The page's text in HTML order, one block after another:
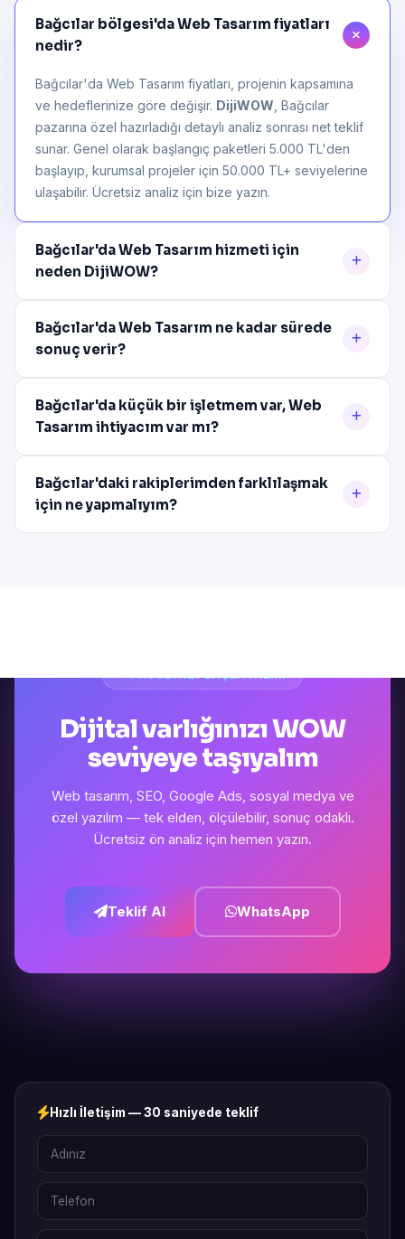
Bağcılar bölgesi'da Web Tasarım fiyatları
nedir?
Bağcılar'da Web Tasarım fiyatları, projenin kapsamına
ve hedeflerinize göre değişir. DijiWOW , Bağcılar
pazarına özel hazırladığı detaylı analiz sonrası net teklif
sunar. Genel olarak başlangıç paketleri 5.000 TL'den
başlayıp, kurumsal projeler için 50.000 TL+ seviyelerine
ulaşabilir. Ücretsiz analiz için bize yazın.
Bağcılar'da Web Tasarım hizmeti için
neden DijiWOW?
Bağcılar'da Web Tasarım ne kadar sürede
sonuç verir?
Bağcılar'da küçük bir işletmem var, Web
Tasarım ihtiyacım var mı?
Bağcılar'daki rakiplerimden farklılaşmak
için ne yapmalıyım?
Dijital varlığınızı WOW
seviyeye taşıyalım
Web tasarım, SEO, Google Ads, sosyal medya ve
özel yazılım — tek elden, ölçülebilir, sonuç odaklı.
Ücretsiz ön analiz için hemen yazın.
Teklif Al WhatsApp
Hızlı İletişim — 30 saniyede teklif